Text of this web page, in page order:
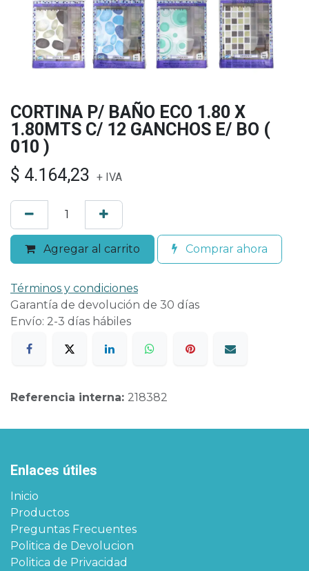
CORTINA P/ BAÑO ECO 1.80 X
1.80MTS C/ 12 GANCHOS E/ BO (
010 )
$ 4.164,23 + IVA
Agregar al carrito Comprar ahora
Términos y condiciones
Garantía de devolución de 30 días
Envío: 2-3 días hábiles
Referencia interna: 218382
Enlaces útiles
Inicio
Productos
Preguntas Frecuentes
Politica de Devolucion
Politica de Privacidad